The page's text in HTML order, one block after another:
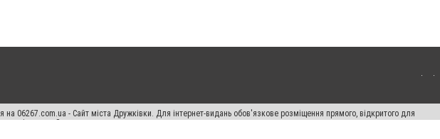
06267.com.ua - Сайт міста Дружківки. Для інтернет-видань обов'язкове розміщення прямого, відкритого для
Законом.